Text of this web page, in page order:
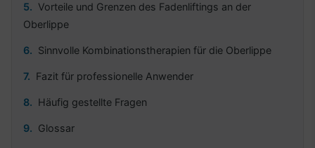
Vorteile und Grenzen des Fadenliftings an der
Oberlippe
Sinnvolle Kombinationstherapien für die Oberlippe
Fazit für professionelle Anwender
Häufig gestellte Fragen
Glossar